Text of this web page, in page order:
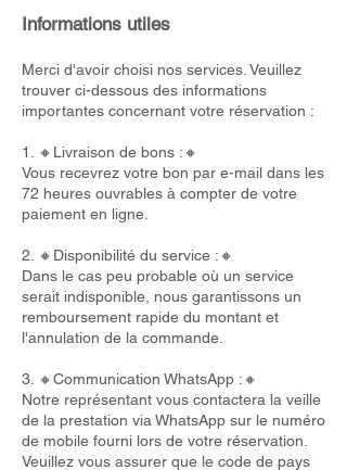
Informations utiles
Merci d'avoir choisi nos services. Veuillez
trouver ci-dessous des informations
importantes concernant votre réservation :
1. 🔸Livraison de bons :🔸
Vous recevrez votre bon par e-mail dans les
72 heures ouvrables à compter de votre
paiement en ligne.
2. 🔸Disponibilité du service :🔸
Dans le cas peu probable où un service
serait indisponible, nous garantissons un
remboursement rapide du montant et
l'annulation de la commande.
3. 🔸Communication WhatsApp :🔸
Notre représentant vous contactera la veille
de la prestation via WhatsApp sur le numéro
de mobile fourni lors de votre réservation.
Veuillez vous assurer que le code de pays